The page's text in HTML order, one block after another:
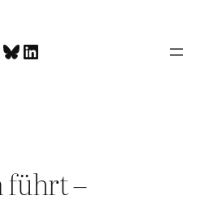
Bluesky
LinkedIn
führt –